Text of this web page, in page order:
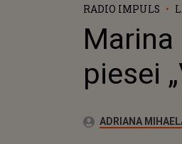
RADIO IMPULS
Marina
piesei
Autor:ADRIANA